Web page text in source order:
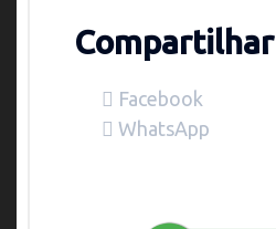
Compartilhar
Facebook
WhatsApp